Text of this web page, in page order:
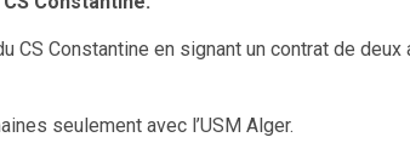
CS Constantine en signant un contrat de deux
seulement avec l’USM Alger.